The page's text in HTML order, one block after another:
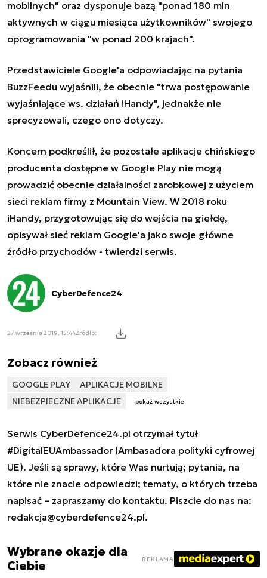
mobilnych" oraz dysponuje bazą "ponad 180 mln
aktywnych w ciągu miesiąca użytkowników" swojego
oprogramowania "w ponad 200 krajach".
Przedstawiciele Google'a odpowiadając na pytania
BuzzFeedu wyjaśnili, że obecnie "trwa postępowanie
wyjaśniające ws. działań iHandy", jednakże nie
sprecyzowali, czego ono dotyczy.
Koncern podkreślił, że pozostałe aplikacje chińskiego
producenta dostępne w Google Play nie mogą
prowadzić obecnie działalności zarobkowej z użyciem
sieci reklam firmy z Mountain View. W 2018 roku
iHandy, przygotowując się do wejścia na giełdę,
opisywał sieć reklam Google'a jako swoje główne
źródło przychodów - twierdzi serwis.
CyberDefence24
27 września 2019, 15:44Źródło:
Zobacz również
GOOGLE PLAY
APLIKACJE MOBILNE
NIEBEZPIECZNE APLIKACJE
pokaż wszystkie
Serwis CyberDefence24.pl otrzymał tytuł
#DigitalEUAmbassador (Ambasadora polityki cyfrowej
UE). Jeśli są sprawy, które Was nurtują; pytania, na
które nie znacie odpowiedzi; tematy, o których trzeba
napisać – zapraszamy do kontaktu. Piszcie do nas na:
redakcja@cyberdefence24.pl.
Wybrane okazje dla
Ciebie
REKLAMA